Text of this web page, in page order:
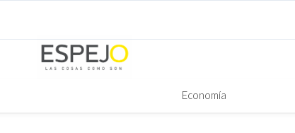
Economía